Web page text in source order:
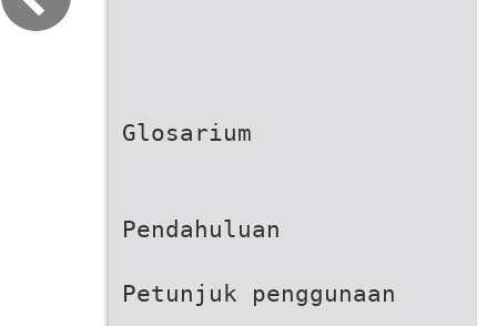
Glosarium
Pendahuluan
Petunjuk penggunaan